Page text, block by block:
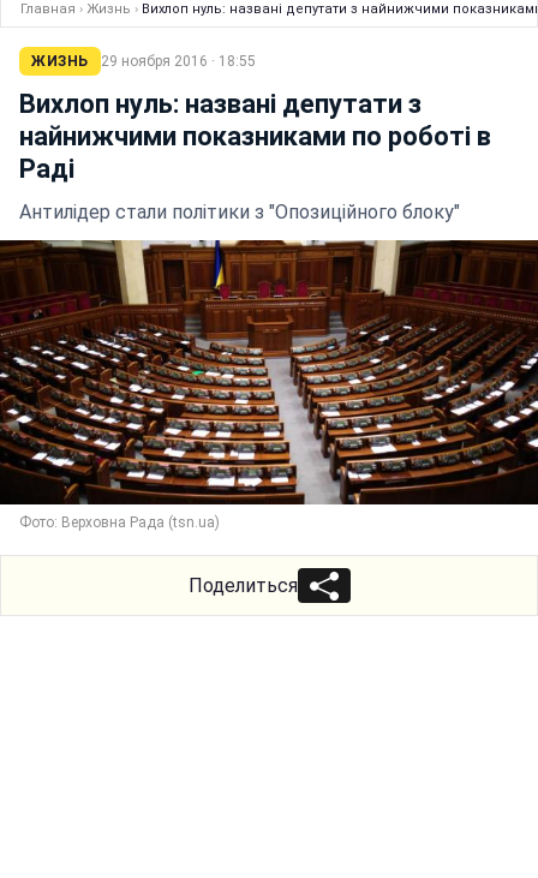
Главная › Жизнь › Вихлоп нуль: названі депутати з найнижчими
ЖИЗНЬ 29 ноября 2016 · 18:55
Вихлоп нуль: названі депутати з
найнижчими показниками по роботі в
Раді
Антилідер стали політики з "Опозиційного блоку"
Фото: Верховна Рада (tsn.ua)
Поделиться